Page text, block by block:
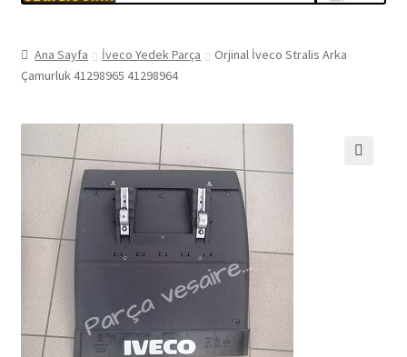
Ana Sayfa İveco Yedek Parça
Orjinal İveco Stralis Arka
Çamurluk 41298965 41298964